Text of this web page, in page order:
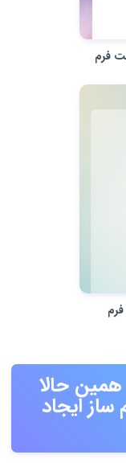
فرم
همین حالا
ساز ایجاد